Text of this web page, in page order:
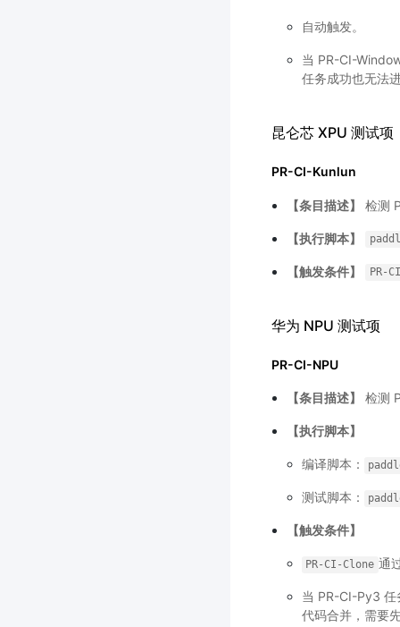
自动触发。
当 PR-CI-
任务成功也无法
昆仑芯 XPU 测试项
PR-CI-Kunlun
【条目描述】 检测
【执行脚本】
【触发条件】 PR-
华为 NPU 测试项
PR-CI-NPU
【条目描述】 检测
【执行脚本】
编译脚本：
测试脚本：
【触发条件】
PR-CI-Clone 通
当 PR-CI-Py3 任
代码合并，需要